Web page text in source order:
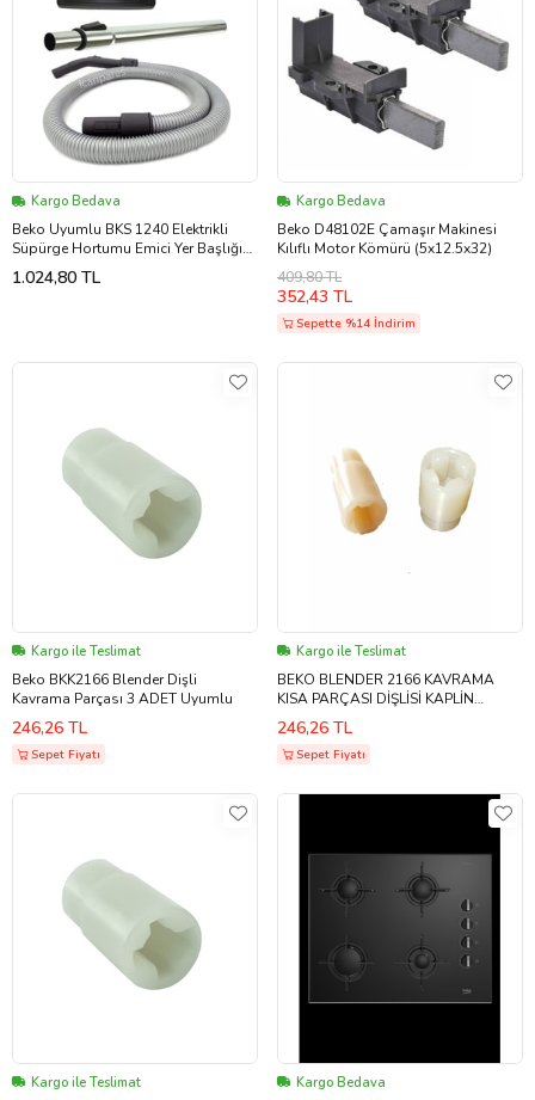
Kargo Bedava
Beko Uyumlu BKS 1240 Elektrikli
Süpürge Hortumu Emici Yer Başlığı
Teleskopik Boru
1.024,80 TL
Kargo Bedava
Beko D48102E Çamaşır Makinesi
Kılıflı Motor Kömürü (5x12.5x32)
409,80 TL
352,43 TL
Sepette %14 İndirim
Kargo ile Teslimat
Beko BKK2166 Blender Dişli
Kavrama Parçası 3 ADET Uyumlu
246,26 TL
Sepet Fiyatı
Kargo ile Teslimat
BEKO BLENDER 2166 KAVRAMA
KISA PARÇASI DİŞLİSİ KAPLİN
Uyumlu
246,26 TL
Sepet Fiyatı
Kargo ile Teslimat Kargo Bedava